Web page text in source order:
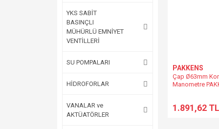
YKS SABİT
BASINÇLI
MÜHÜRLÜ EMNİYET
VENTİLLERİ
SU POMPALARI
HİDROFORLAR
VANALAR ve
AKTÜATÖRLER
PAKKENS
Çap Ø63mm
Manometre
0/
1.891,62 TL